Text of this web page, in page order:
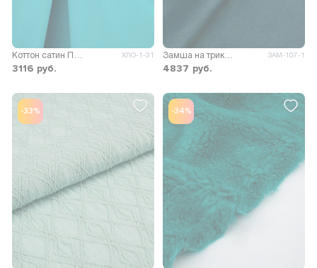
ХЛО-1-31
3116 руб.
ЗАМ-107-1
4837 руб.
-33% -34%